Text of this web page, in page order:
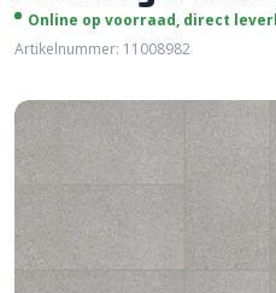
Online op voorraad, direct
Artikelnummer: 11008982